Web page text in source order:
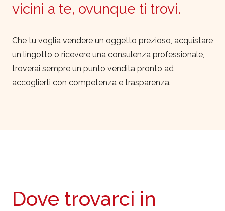
vicini a te, ovunque ti trovi.
Che tu voglia vendere un oggetto prezioso, acquistare
un lingotto o ricevere una consulenza professionale,
troverai sempre un punto vendita pronto ad
accoglierti con competenza e trasparenza.
Dove trovarci in